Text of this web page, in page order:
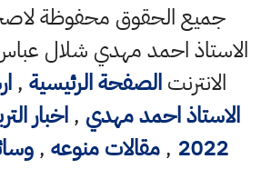
جميع الحقوق محفوظة
الاستاذ احمد مهدي شلال
الانترنتالصفحة الرئيسية ,
الاستاذ احمد مهدي ,اخبار
2022
,مقالات منوعه ,